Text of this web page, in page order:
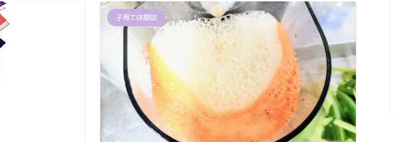
子育て体験談